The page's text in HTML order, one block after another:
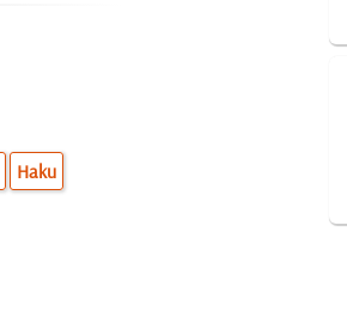
Haku